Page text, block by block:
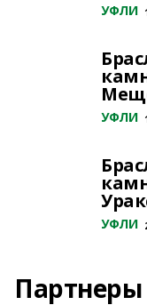
УФЛИ
УФЛИ
УФЛИ
Партнеры